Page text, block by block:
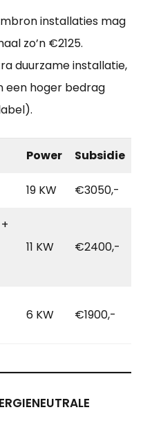
installaties mag
zo’n €2125.
duurzame installatie,
een hoger bedrag
Power Subsidie
19 KW €3050,-
11 KW €2400,-
6 KW €1900,-